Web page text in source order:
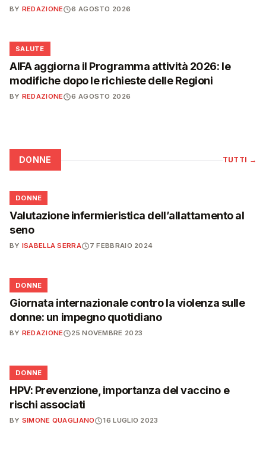
BY REDAZIONE 6 AGOSTO 2026
❤️
SALUTE
AIFA aggiorna il Programma attività 2026: le
modifiche dopo le richieste delle Regioni
BY REDAZIONE 6 AGOSTO 2026
DONNE TUTTI →
🌸
DONNE
Valutazione infermieristica dell’allattamento al
seno
BY ISABELLA SERRA 7 FEBBRAIO 2024
🌸
DONNE
Giornata internazionale contro la violenza sulle
donne: un impegno quotidiano
BY REDAZIONE 25 NOVEMBRE 2023
🌸
DONNE
HPV: Prevenzione, importanza del vaccino e
rischi associati
BY SIMONE QUAGLIANO 16 LUGLIO 2023